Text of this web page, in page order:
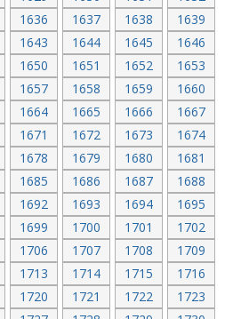
1636 1637 1638
1639
1643 1644 1645
1646
1650 1651 1652
1653
1657 1658 1659
1660
1664 1665 1666
1667
1671 1672 1673
1674
1678 1679 1680
1681
1685 1686 1687
1688
1692 1693 1694
1695
1699 1700 1701
1702
1706 1707 1708
1709
1713 1714 1715
1716
1720 1721 1722
1723